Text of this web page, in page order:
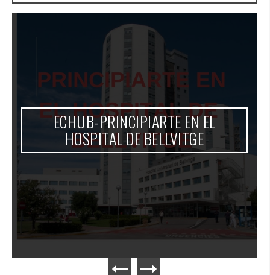
ECHUB-PRINCIPIARTE EN EL
HOSPITAL DE BELLVITGE